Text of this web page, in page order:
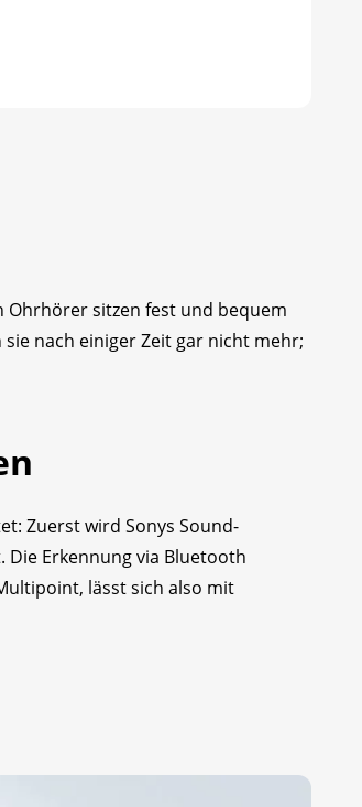
Ohrhörer sitzen fest und bequem
nach einiger Zeit gar nicht mehr;
Zuerst wird Sonys Sound-
Erkennung via Bluetooth
lässt sich also mit